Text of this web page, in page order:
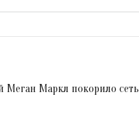
Меган Маркл покорило сеть